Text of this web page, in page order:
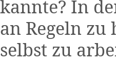
kannte? In
an Regeln
selbst zu